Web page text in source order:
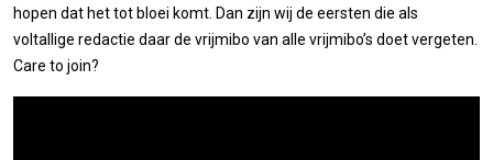
hopen dat het tot bloei komt. Dan zijn wij de eersten die als
voltallige redactie daar de vrijmibo van alle vrijmibo’s doet vergeten.
Care to join?